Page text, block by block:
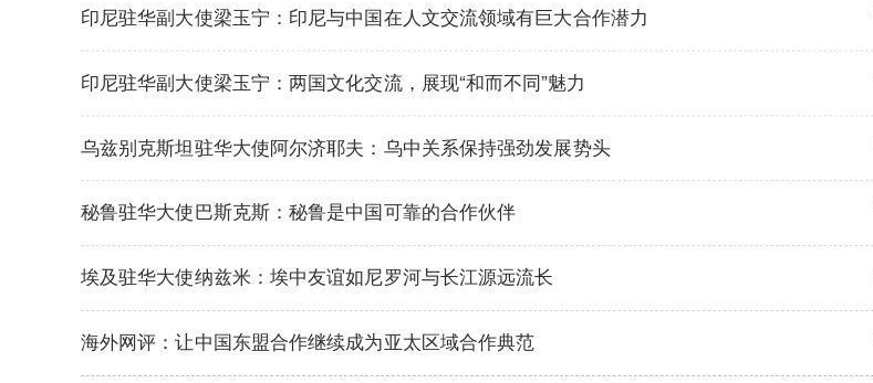
印尼驻华副大使梁玉宁：印尼与中国在人文交流领域有巨大合作潜力
印尼驻华副大使梁玉宁：两国文化交流，展现“和而不同”魅力
乌兹别克斯坦驻华大使阿尔济耶夫：乌中关系保持强劲发展势头
秘鲁驻华大使巴斯克斯：秘鲁是中国可靠的合作伙伴
埃及驻华大使纳兹米：埃中友谊如尼罗河与长江源远流长
海外网评：让中国东盟合作继续成为亚太区域合作典范